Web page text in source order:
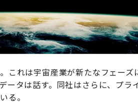
これは宇宙産業が新たなフェーズ
ータは話す。同社はさらに、プラ
る。